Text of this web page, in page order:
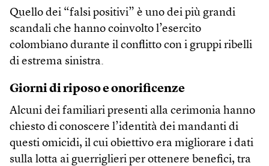
Quello dei “falsi positivi” è uno dei più grandi
scandali che hanno coinvolto l’esercito
colombiano durante il conflitto con i gruppi ribelli
di estrema sinistra.
Giorni di riposo e onorificenze
Alcuni dei familiari presenti alla cerimonia hanno
chiesto di conoscere l’identità dei mandanti di
questi omicidi, il cui obiettivo era migliorare i dati
sulla lotta ai guerriglieri per ottenere benefici, tra